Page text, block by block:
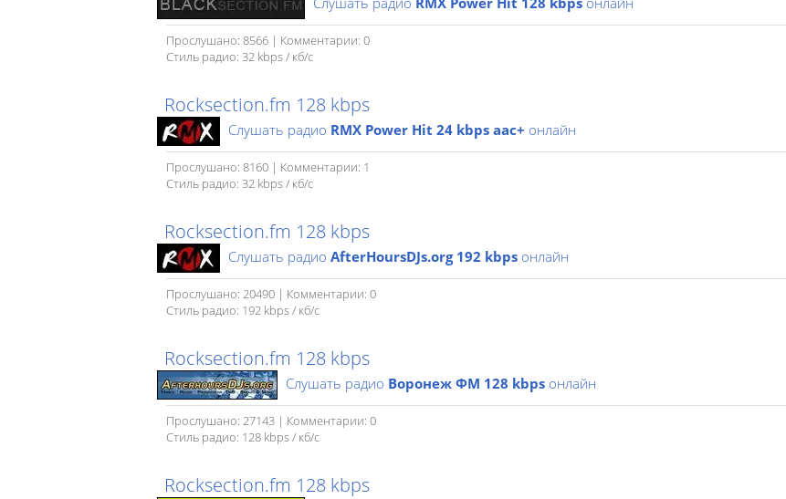
Прослушано: 8566 | Комментарии: 0
Стиль радио: 32 kbps / кб/c
Rocksection.fm 128 kbps
Слушать радио RMX Power Hit 24 kbps aac+ онлайн
Прослушано: 8160 | Комментарии: 1
Стиль радио: 32 kbps / кб/c
Rocksection.fm 128 kbps
Слушать радио AfterHoursDJs.org 192 kbps онлайн
Прослушано: 20490 | Комментарии: 0
Стиль радио: 192 kbps / кб/c
Rocksection.fm 128 kbps
Слушать радио Воронеж ФМ 128 kbps онлайн
Прослушано: 27143 | Комментарии: 0
Стиль радио: 128 kbps / кб/c
Rocksection.fm 128 kbps